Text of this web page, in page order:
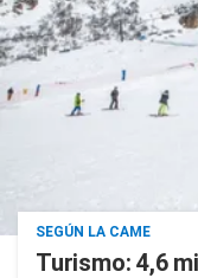
SEGÚN LA CAME
Turismo: 4,6